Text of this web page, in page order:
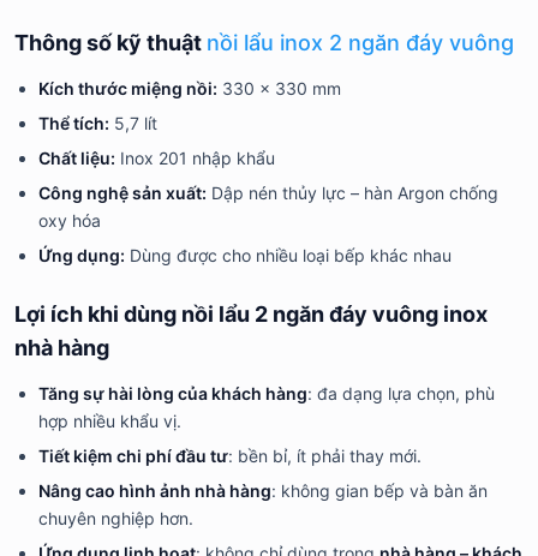
Thông số kỹ thuật nồi lẩu inox 2 ngăn đáy vuông
Kích thước miệng nồi: 330 x 330 mm
Thể tích: 5,7 lít
Chất liệu: Inox 201 nhập khẩu
Công nghệ sản xuất: Dập nén thủy lực – hàn Argon chống
oxy hóa
Ứng dụng: Dùng được cho nhiều loại bếp khác nhau
Lợi ích khi dùng nồi lẩu 2 ngăn đáy vuông inox
nhà hàng
Tăng sự hài lòng của khách hàng: đa dạng lựa chọn, phù
hợp nhiều khẩu vị.
Tiết kiệm chi phí đầu tư: bền bỉ, ít phải thay mới.
Nâng cao hình ảnh nhà hàng: không gian bếp và bàn ăn
chuyên nghiệp hơn.